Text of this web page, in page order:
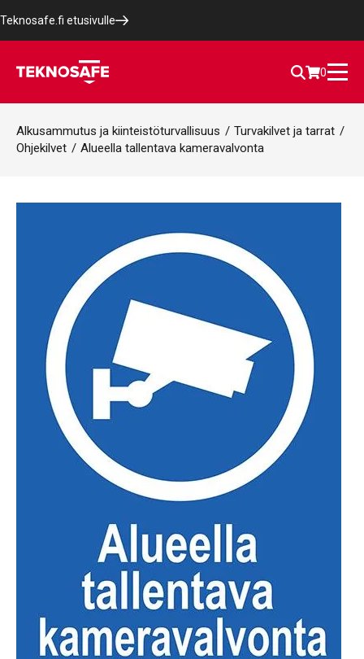
Teknosafe.fi etusivulle
0
Alkusammutus ja kiinteistöturvallisuus / Turvakilvet ja tarrat /
Ohjekilvet / Alueella tallentava kameravalvonta